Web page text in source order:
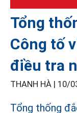
Tổng
Công tố
điều tra
THANH HÀ | 10/
Tổng thống